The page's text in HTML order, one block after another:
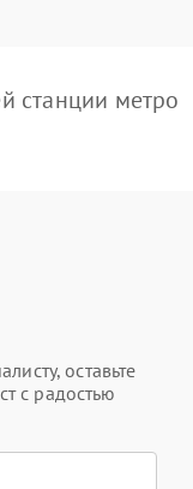
станции метро
оставьте
с радостью